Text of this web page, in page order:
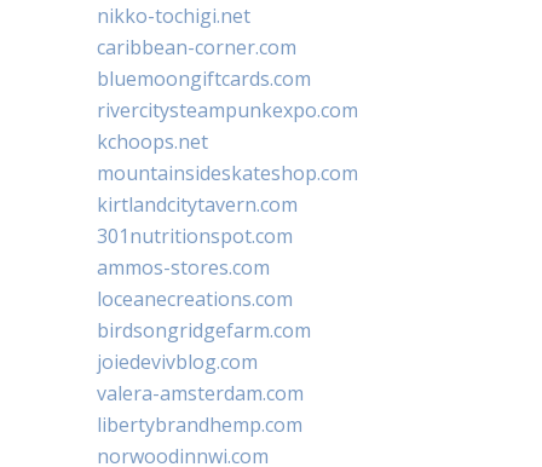
nikko-tochigi.net
caribbean-corner.com
bluemoongiftcards.com
rivercitysteampunkexpo.com
kchoops.net
mountainsideskateshop.com
kirtlandcitytavern.com
301nutritionspot.com
ammos-stores.com
loceanecreations.com
birdsongridgefarm.com
joiedevivblog.com
valera-amsterdam.com
libertybrandhemp.com
norwoodinnwi.com